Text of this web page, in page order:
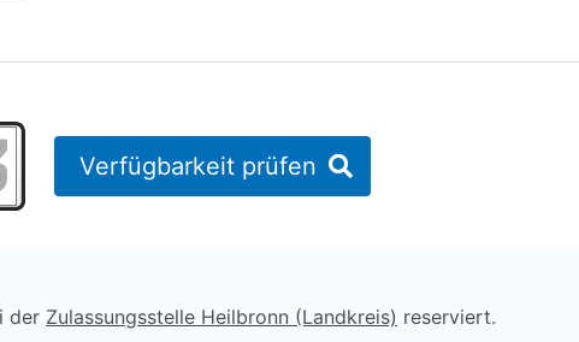
Verfügbarkeit prüfen
der Zulassungsstelle Heilbronn (Landkreis) reserviert.